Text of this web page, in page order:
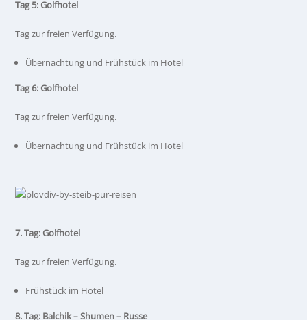
Tag 5: Golfhotel
Tag zur freien Verfügung.
Übernachtung und Frühstück im Hotel
Tag 6: Golfhotel
Tag zur freien Verfügung.
Übernachtung und Frühstück im Hotel
7. Tag: Golfhotel
Tag zur freien Verfügung.
Frühstück im Hotel
8. Tag: Balchik – Shumen – Russe